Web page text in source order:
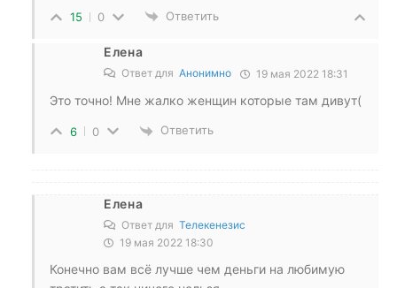
15 0 Ответить
Елена
Ответ для Анонимно 19 мая 2022 18:31
Это точно! Мне жалко женщин которые там дивут(
6 0 Ответить
Елена
Ответ для Телекенезис
19 мая 2022 18:30
Конечно вам всё лучше чем деньги на любимую